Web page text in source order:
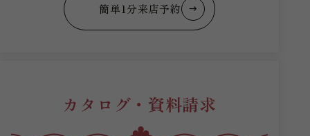
簡単1分来店予約
カタログ・資料請求